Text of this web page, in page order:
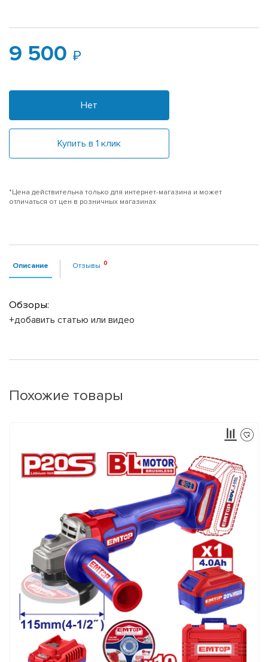
9 500
Нет
Купить в 1 клик
*Цена действительна только для интернет-магазина и может
отличаться от цен в розничных магазинах
Описание Отзывы
Обзоры:
+добавить статью или видео
Похожие товары